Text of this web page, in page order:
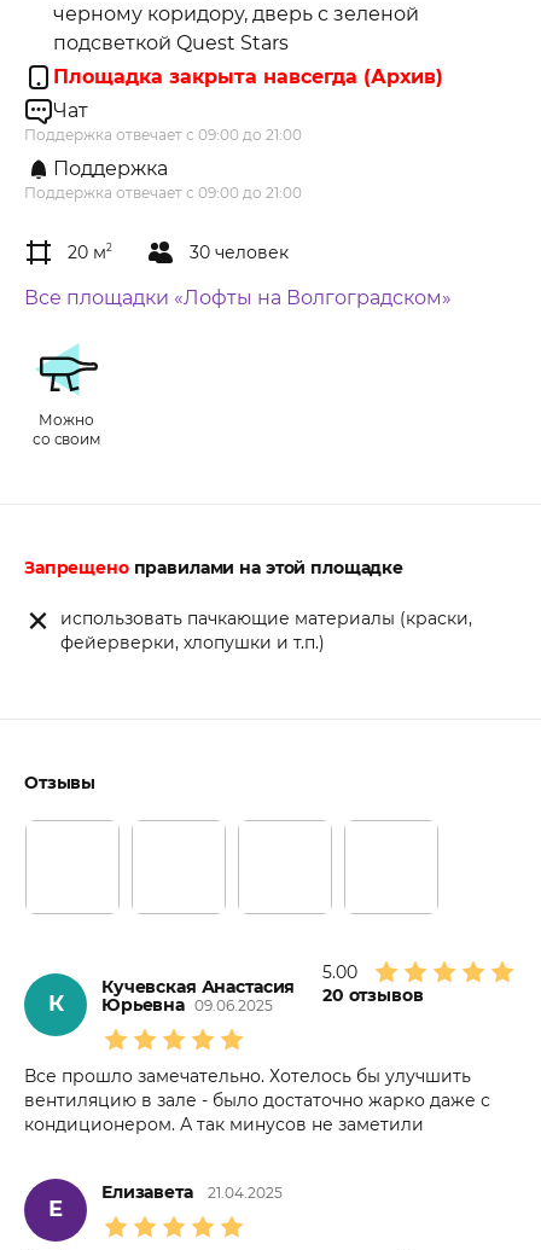
черному коридору, дверь с зеленой
подсветкой Quest Stars
Площадка закрыта навсегда (Архив)
Чат
Поддержка отвечает с 09:00 до 21:00
Поддержка
Поддержка отвечает с 09:00 до 21:00
20 м2 30 человек
Все площадки «Лофты на Волгоградском»
Можно
со своим
Запрещеноправилами на этой площадке
использовать пачкающие материалы (краски,
фейерверки, хлопушки и т.п.)
Отзывы
5.00
20 отзывов
К
Кучевская Анастасия
Юрьевна 09.06.2025
Все прошло замечательно. Хотелось бы улучшить
вентиляцию в зале - было достаточно жарко даже с
кондиционером. А так минусов не заметили
Е
Елизавета 21.04.2025